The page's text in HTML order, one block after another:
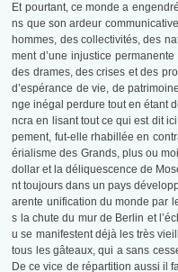
Et pourtant, ce monde a
ns que son ardeur
hommes, des collectivités, des
ment d’une injustice
des drames, des crises et des
d’espérance de vie, de
nge inégal perdure tout en étant
ncra en lisant tout ce qui est dit
pement, fut-elle rhabillée en
érialisme des Grands, plus ou
dollar et la déliquescence de
nt toujours dans un pays
arente unification du monde par
s la chute du mur de Berlin et
u se manifestent déjà les très
tous les gâteaux, qui a sans
De ce vice de répartition aussi il